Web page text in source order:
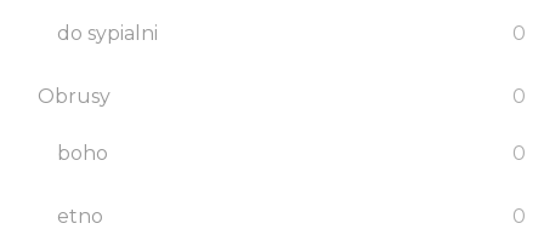
do sypialni 0
Obrusy 0
boho 0
etno 0